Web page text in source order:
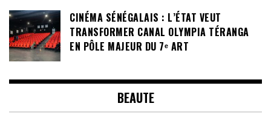
CINÉMA SÉNÉGALAIS : L’ÉTAT VEUT
TRANSFORMER CANAL OLYMPIA TÉRANGA
EN PÔLE MAJEUR DU 7ᵉ ART
BEAUTE